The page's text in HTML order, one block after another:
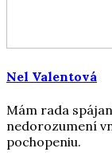
Nel Valentová
Mám rada
nedorozumení
pochopeniu.